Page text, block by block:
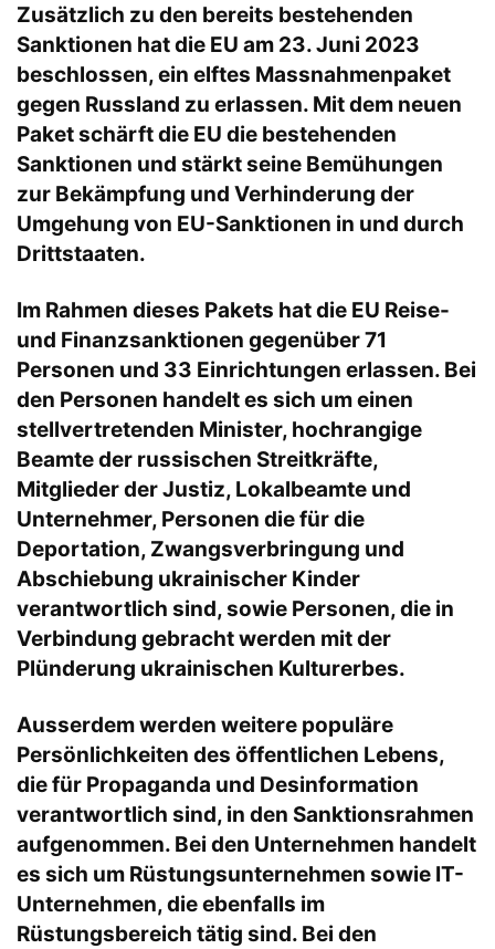
Zusätzlich zu den bereits bestehenden
Sanktionen hat die EU am 23. Juni 2023
beschlossen, ein elftes Massnahmenpaket
gegen Russland zu erlassen. Mit dem neuen
Paket schärft die EU die bestehenden
Sanktionen und stärkt seine Bemühungen
zur Bekämpfung und Verhinderung der
Umgehung von EU-Sanktionen in und durch
Drittstaaten.
Im Rahmen dieses Pakets hat die EU Reise-
und Finanzsanktionen gegenüber 71
Personen und 33 Einrichtungen erlassen. Bei
den Personen handelt es sich um einen
stellvertretenden Minister, hochrangige
Beamte der russischen Streitkräfte,
Mitglieder der Justiz, Lokalbeamte und
Unternehmer, Personen die für die
Deportation, Zwangsverbringung und
Abschiebung ukrainischer Kinder
verantwortlich sind, sowie Personen, die in
Verbindung gebracht werden mit der
Plünderung ukrainischen Kulturerbes.
Ausserdem werden weitere populäre
Persönlichkeiten des öffentlichen Lebens,
die für Propaganda und Desinformation
verantwortlich sind, in den Sanktionsrahmen
aufgenommen. Bei den Unternehmen handelt
es sich um Rüstungsunternehmen sowie IT-
Unternehmen, die ebenfalls im
Rüstungsbereich tätig sind. Bei den